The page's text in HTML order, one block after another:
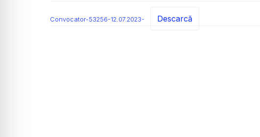
Convocator-53256-12.07.2023- Descarcă